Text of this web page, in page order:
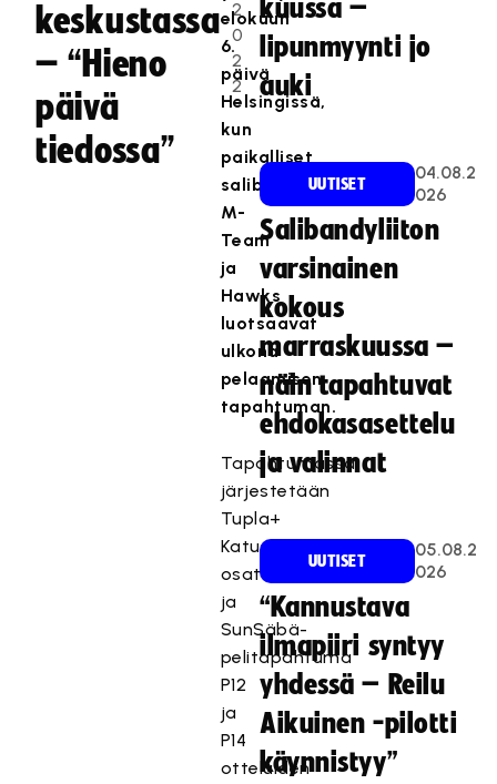
keskustassa
– “Hieno
päivä
tiedossa”
2
0
2
2
elokuun
6.
päivä
Helsingissä,
kun
paikalliset
salibandyseurat
M-
Team
ja
Hawks
luotsaavat
ulkona
pelaamisen
tapahtuman.
Tapahtumassa
järjestetään
Tupla+
Katusählyn
osaturnaus
ja
SunSäbä-
pelitapahtuma
P12
ja
P14
otteluiden
kuussa –
lipunmyynti jo
auki
UUTISET
04.08.2
026
Salibandyliiton
varsinainen
kokous
marraskuussa –
näin tapahtuvat
ehdokasasettelu
ja valinnat
UUTISET
05.08.2
026
“Kannustava
ilmapiiri syntyy
yhdessä – Reilu
Aikuinen -pilotti
käynnistyy”